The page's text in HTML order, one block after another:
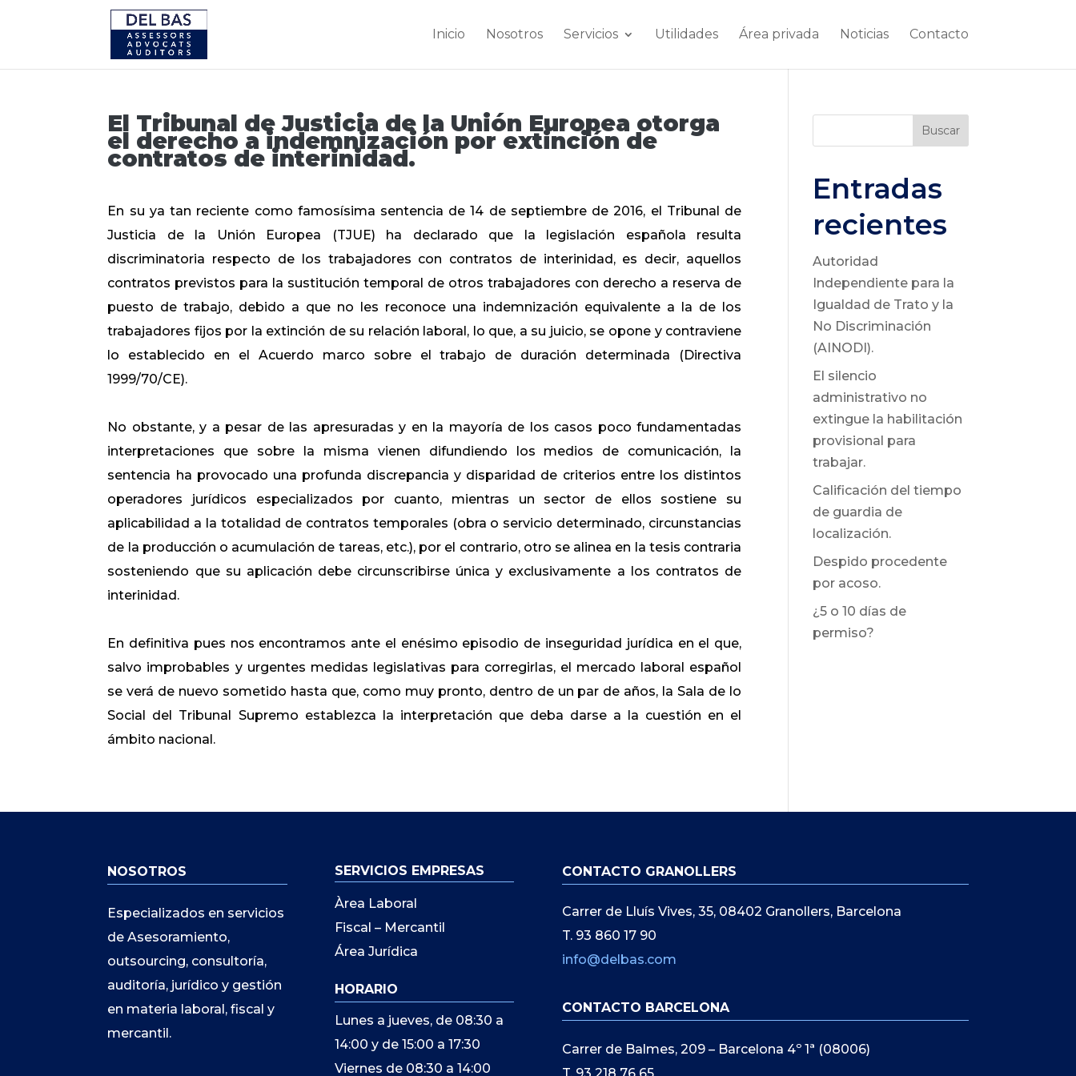
Inicio Nosotros Servicios Utilidades Área privada Noticias Contacto
El Tribunal de Justicia de la Unión Europea otorga
el derecho a indemnización por extinción de
contratos de interinidad.
En su ya tan reciente como famosísima sentencia de 14 de septiembre de 2016, el Tribunal de
Justicia de la Unión Europea (TJUE) ha declarado que la legislación española resulta
discriminatoria respecto de los trabajadores con contratos de interinidad, es decir, aquellos
contratos previstos para la sustitución temporal de otros trabajadores con derecho a reserva de
puesto de trabajo, debido a que no les reconoce una indemnización equivalente a la de los
trabajadores fijos por la extinción de su relación laboral, lo que, a su juicio, se opone y contraviene
lo establecido en el Acuerdo marco sobre el trabajo de duración determinada (Directiva
1999/70/CE).
No obstante, y a pesar de las apresuradas y en la mayoría de los casos poco fundamentadas
interpretaciones que sobre la misma vienen difundiendo los medios de comunicación, la
sentencia ha provocado una profunda discrepancia y disparidad de criterios entre los distintos
operadores jurídicos especializados por cuanto, mientras un sector de ellos sostiene su
aplicabilidad a la totalidad de contratos temporales (obra o servicio determinado, circunstancias
de la producción o acumulación de tareas, etc.), por el contrario, otro se alinea en la tesis contraria
sosteniendo que su aplicación debe circunscribirse única y exclusivamente a los contratos de
interinidad.
En definitiva pues nos encontramos ante el enésimo episodio de inseguridad jurídica en el que,
salvo improbables y urgentes medidas legislativas para corregirlas, el mercado laboral español
se verá de nuevo sometido hasta que, como muy pronto, dentro de un par de años, la Sala de lo
Social del Tribunal Supremo establezca la interpretación que deba darse a la cuestión en el
ámbito nacional.
Buscar
Entradas
recientes
Autoridad
Independiente para la
Igualdad de Trato y la
No Discriminación
(AINODI).
El silencio
administrativo no
extingue la habilitación
provisional para
trabajar.
Calificación del tiempo
de guardia de
localización.
Despido procedente
por acoso.
¿5 o 10 días de
permiso?
NOSOTROS
Especializados en servicios
de Asesoramiento,
outsourcing, consultoría,
auditoría, jurídico y gestión
en materia laboral, fiscal y
mercantil.
SERVICIOS EMPRESAS
Àrea Laboral
Fiscal – Mercantil
Área Jurídica
HORARIO
Lunes a jueves, de 08:30 a
14:00 y de 15:00 a 17:30
Viernes de 08:30 a 14:00
CONTACTO GRANOLLERS
Carrer de Lluís Vives, 35, 08402 Granollers, Barcelona
T. 93 860 17 90
info@delbas.com
CONTACTO BARCELONA
Carrer de Balmes, 209 – Barcelona 4º 1ª (08006)
T. 93 218 76 65